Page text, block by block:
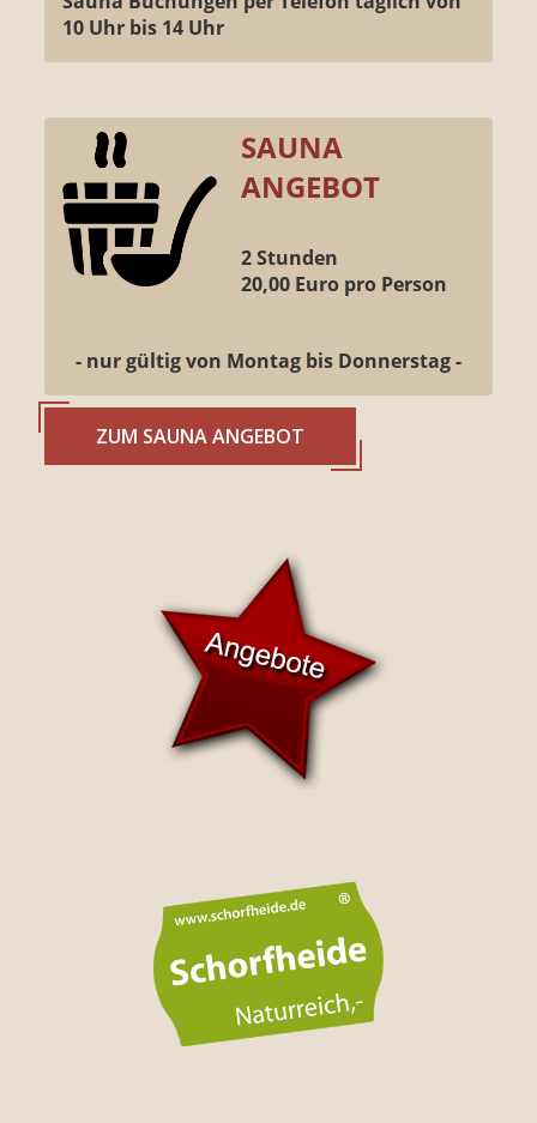
10 Uhr bis 14 Uhr
SAUNA
ANGEBOT
2 Stunden
20,00 Euro pro Person
- nur gültig von Montag bis Donnerstag -
ZUM SAUNA ANGEBOT